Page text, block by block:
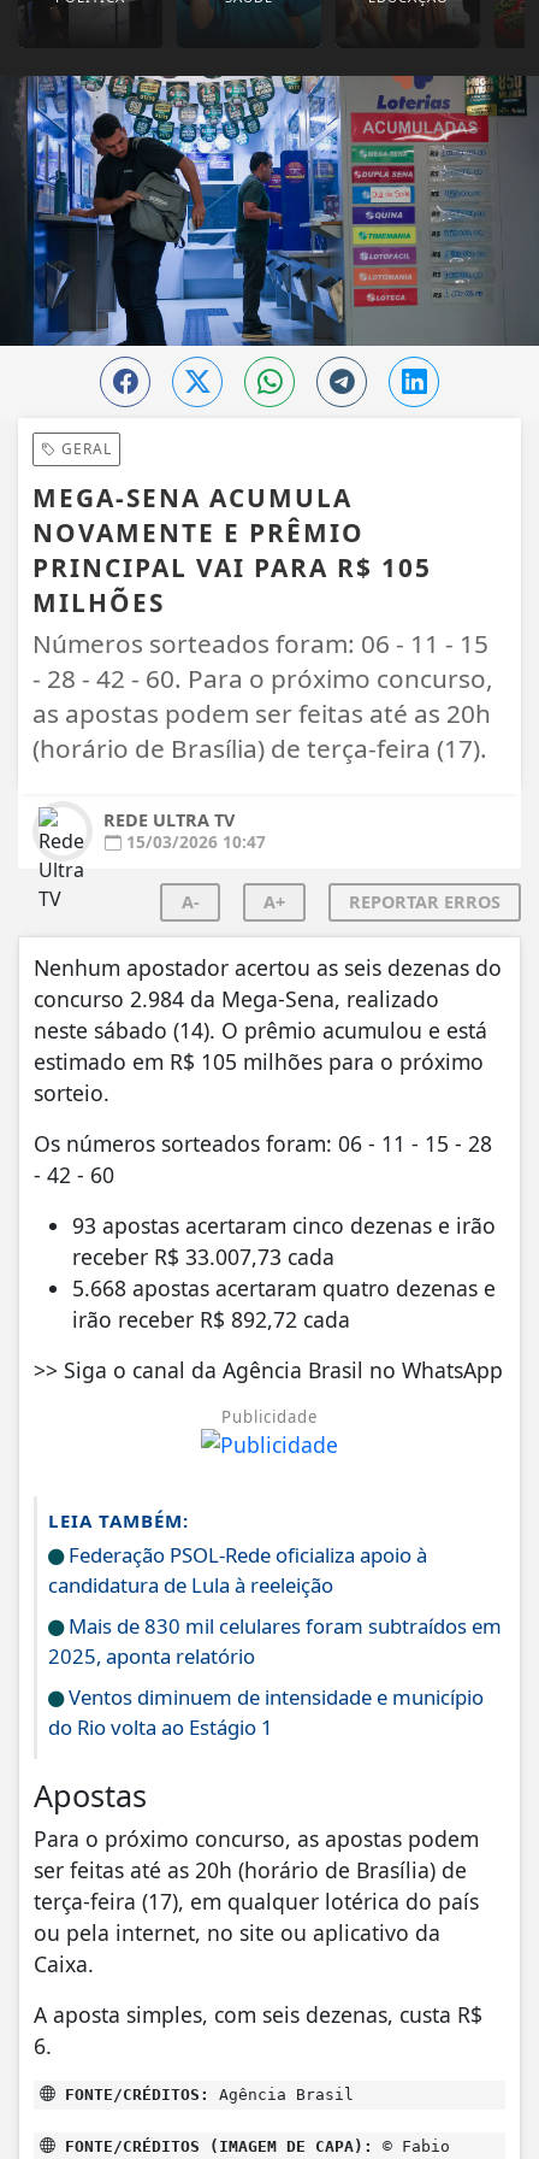
GERAL
MEGA-SENA ACUMULA
NOVAMENTE E PRÊMIO
PRINCIPAL VAI PARA R$ 105
MILHÕES
Números sorteados foram: 06 - 11 - 15
- 28 - 42 - 60. Para o próximo concurso,
as apostas podem ser feitas até as 20h
(horário de Brasília) de terça-feira (17).
REDE ULTRA TV
15/03/2026 10:47
A- A+ REPORTAR ERROS
Nenhum apostador acertou as seis dezenas do
concurso 2.984 da Mega-Sena, realizado
neste sábado (14). O prêmio acumulou e está
estimado em R$ 105 milhões para o próximo
sorteio.
Os números sorteados foram: 06 - 11 - 15 - 28
- 42 - 60
93 apostas acertaram cinco dezenas e irão
receber R$ 33.007,73 cada
5.668 apostas acertaram quatro dezenas e
irão receber R$ 892,72 cada
>> Siga o canal da Agência Brasil no WhatsApp
Publicidade
LEIA TAMBÉM:
Federação PSOL-Rede oficializa apoio à
candidatura de Lula à reeleição
Mais de 830 mil celulares foram subtraídos em
2025, aponta relatório
Ventos diminuem de intensidade e município
do Rio volta ao Estágio 1
Apostas
Para o próximo concurso, as apostas podem
ser feitas até as 20h (horário de Brasília) de
terça-feira (17), em qualquer lotérica do país
ou pela internet, no site ou aplicativo da
Caixa.
A aposta simples, com seis dezenas, custa R$
6.
FONTE/CRÉDITOS: Agência Brasil
FONTE/CRÉDITOS (IMAGEM DE CAPA):
© Fabio